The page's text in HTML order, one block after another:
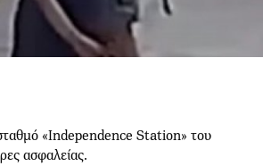
«Independence Station» του
ασφαλείας.